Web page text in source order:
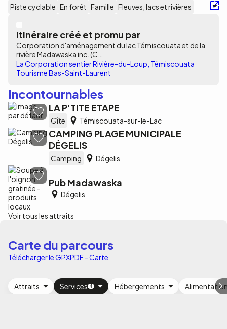
Piste cyclable En forêt Famille Fleuves, lacs et rivières
Itinéraire créé et promu par
Corporation d'aménagement du lac Témiscouata et de la
rivière Madawaska inc. (C…
La Corporation sentier Rivière-du-Loup, Témiscouata
Tourisme Bas-Saint-Laurent
Incontournables
LA P'TITE ETAPE
Gîte Témiscouata-sur-le-Lac
CAMPING PLAGE MUNICIPALE
DÉGELIS
Camping Dégelis
Pub Madawaska
Dégelis
Voir tous les attraits
Carte du parcours
Télécharger le GPXPDF - Carte
Attraits Services Hébergements